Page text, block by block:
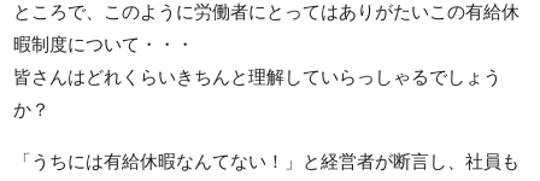
ところで、このように労働者にとってはありがたいこの有給休
暇制度について・・・
皆さんはどれくらいきちんと理解していらっしゃるでしょう
か？
「うちには有給休暇なんてない！」と経営者が断言し、社員も